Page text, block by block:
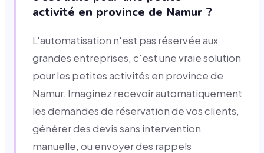
activité en province de Namur ?
L'automatisation n'est pas réservée aux
grandes entreprises, c'est une vraie solution
pour les petites activités en province de
Namur. Imaginez recevoir automatiquement
les demandes de réservation de vos clients,
générer des devis sans intervention
manuelle, ou envoyer des rappels